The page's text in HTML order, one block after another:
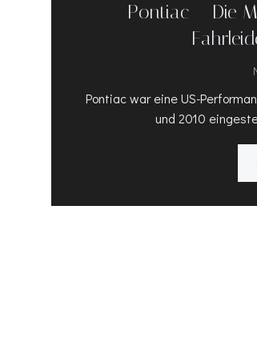
Pontiac – Die
Pontiac war eine US-
und 2010